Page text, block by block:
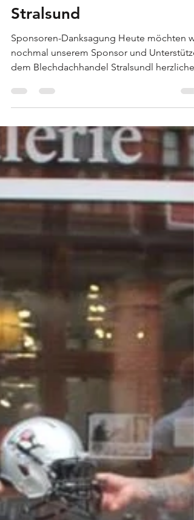
Stralsund Pirates
4. Juli 2020
Sponsoren-Danksagung
Blechdachhandel
Stralsund
Sponsoren-Danksagung Heute möchten
nochmal unserem Sponsor und
dem Blechdachhandel Stralsundl herzlichen
Dank sagen und...